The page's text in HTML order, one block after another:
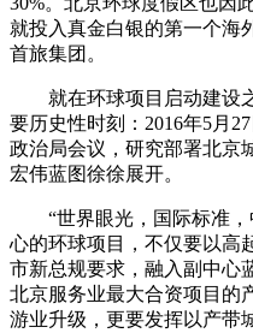
就投入真金白银的第一个海
首旅集团。
就在环球项目启动建设之
要历史性时刻：2016年5月
政治局会议，研究部署北京
宏伟蓝图徐徐展开。
“世界眼光，国际标准，
心的环球项目，不仅要以高
市新总规要求，融入副中心
北京服务业最大合资项目的
游业升级，更要发挥以产带